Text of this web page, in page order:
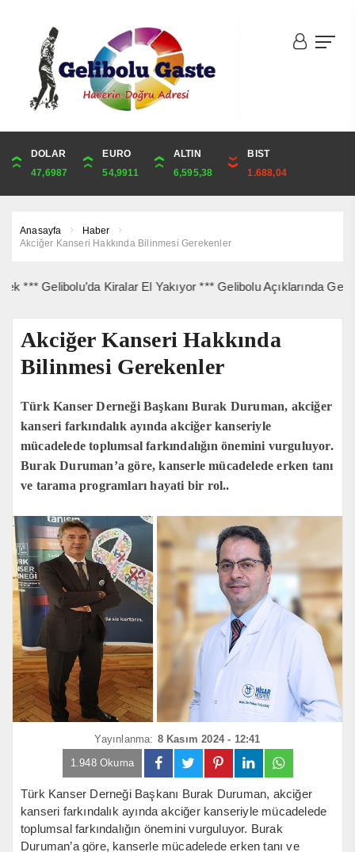
DOLAR
47,6987
EURO
54,9911
ALTIN
6,595,38
BIST
1.688,04
ONS
4,299,99
ALTIN
6,595,38
ÇEYREK
10,783,44
CUMHURİYET
43,869,00
Anasayfa
Haber
Akciğer Kanseri Hakkında Bilinmesi Gerekenler
Kiralar El Yakıyor *** Gelibolu Açıklarında Gemi
Akciğer Kanseri Hakkında
Bilinmesi Gerekenler
Türk Kanser Derneği Başkanı Burak Duruman, akciğer
kanseri farkındalık ayında akciğer kanseriyle
mücadelede toplumsal farkındalığın önemini vurguluyor.
Burak Duruman’a göre, kanserle mücadelede erken tanı
ve tarama programları hayati bir rol..
Yayınlanma: 8 Kasım 2024 - 12:41
1.948 Okuma
Türk Kanser Derneği Başkanı Burak Duruman, akciğer
kanseri farkındalık ayında akciğer kanseriyle mücadelede
toplumsal farkındalığın önemini vurguluyor. Burak
Duruman’a göre, kanserle mücadelede erken tanı ve